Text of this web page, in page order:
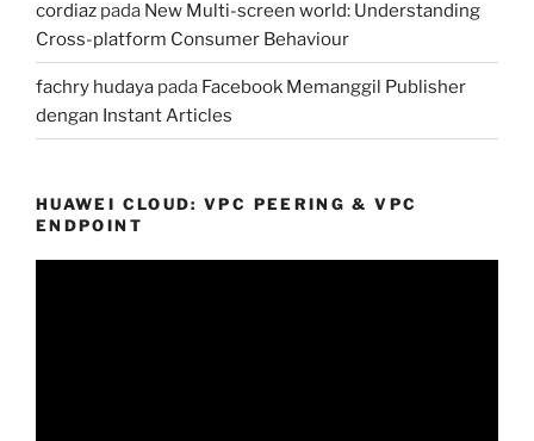
cordiaz pada New Multi-screen world: Understanding
Cross-platform Consumer Behaviour
fachry hudaya pada Facebook Memanggil Publisher
dengan Instant Articles
HUAWEI CLOUD: VPC PEERING & VPC
ENDPOINT